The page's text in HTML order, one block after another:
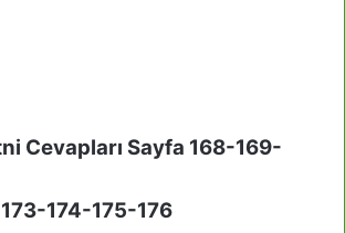
Cevapları Sayfa 168-169-
174-175-176